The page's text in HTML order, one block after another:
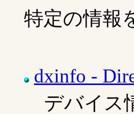
特定の情報
dxinfo -
デバイス